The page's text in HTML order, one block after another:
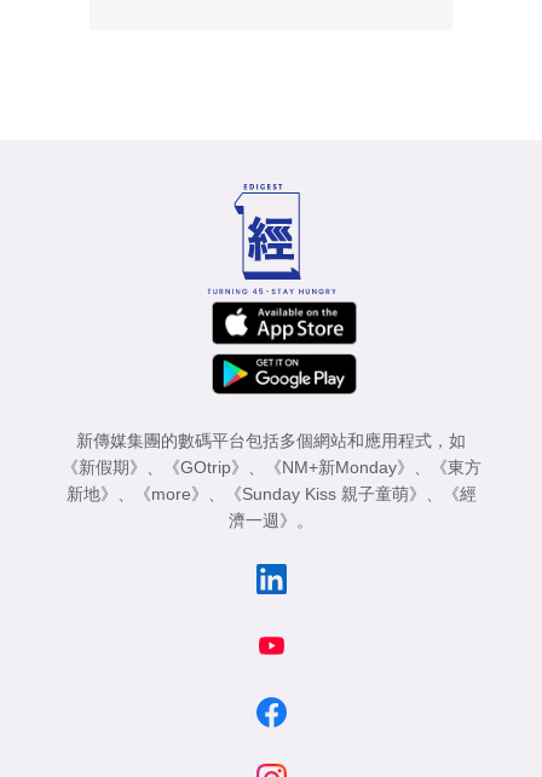
新傳媒集團的數碼平台包括多個網站和應用程式，如
《新假期》
《GOtrip》 《NM+新Monday》
《東方
新地》
《more》 《Sunday Kiss 親子童萌》
《經
濟一週》
。